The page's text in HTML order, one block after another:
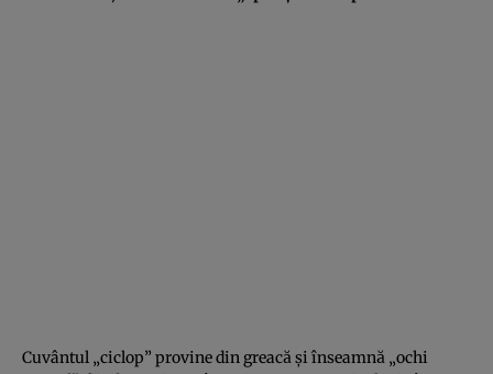
Cuvântul „ciclop” provine din greacă și înseamnă „ochi